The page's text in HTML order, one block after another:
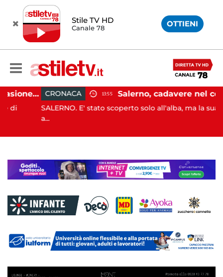
Stile TV HD
Canale 78 OTTIENI
Capaccio Paestum, evasione tassa di soggiorno: scoperte 49 strutture fantasma, elevate 132 sanzioni CRONACA 13:55
SALERNO. E' stato scoperto solo all'alba, ma la sua morte